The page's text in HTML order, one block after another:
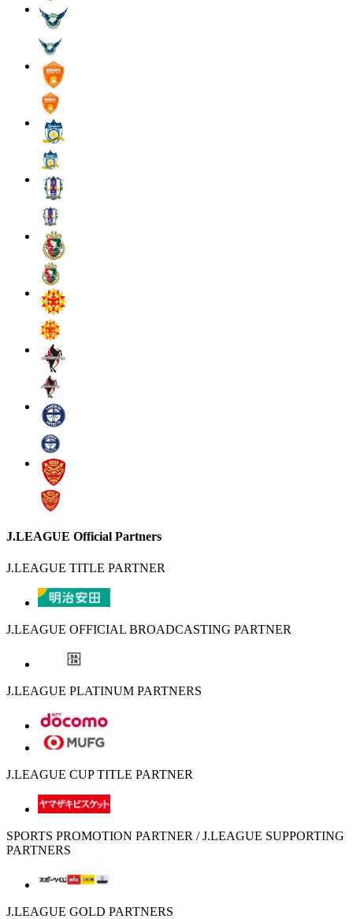
J.LEAGUE Official Partners
J.LEAGUE TITLE PARTNER
J.LEAGUE OFFICIAL BROADCASTING PARTNER
J.LEAGUE PLATINUM PARTNERS
J.LEAGUE CUP TITLE PARTNER
SPORTS PROMOTION PARTNER / J.LEAGUE SUPPORTING
PARTNERS
J.LEAGUE GOLD PARTNERS